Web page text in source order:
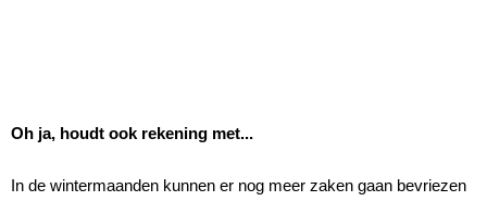
Oh ja, houdt ook rekening met...
In de wintermaanden kunnen er nog meer zaken gaan bevriezen